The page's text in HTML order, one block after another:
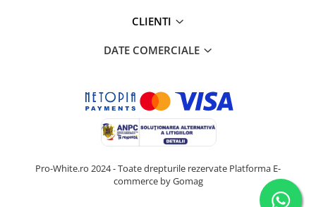
CLIENTI
DATE COMERCIALE
Pro-White.ro 2024 - Toate drepturile rezervate Platforma E-
commerce by Gomag